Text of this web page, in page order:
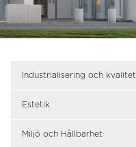
Industrialisering och kvalitet
Estetik
Miljö och Hållbarhet